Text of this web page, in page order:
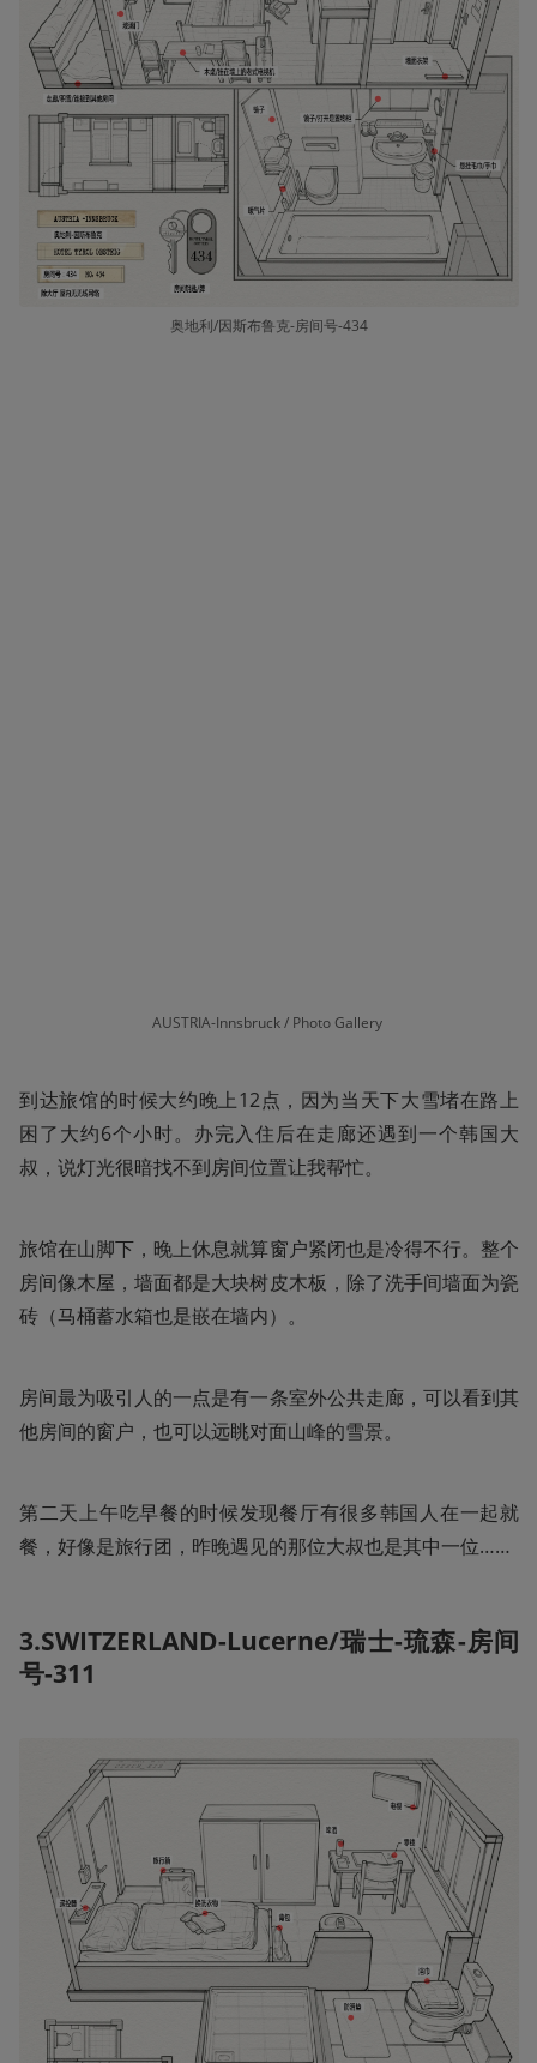
奥地利/因斯布鲁克-房间号-434
AUSTRIA-Innsbruck / Photo Gallery
到达旅馆的时候大约晚上12点，因为当天下大雪堵在路上
困了大约6个小时。办完入住后在走廊还遇到一个韩国大
叔，说灯光很暗找不到房间位置让我帮忙。
旅馆在山脚下，晚上休息就算窗户紧闭也是冷得不行。整个
房间像木屋，墙面都是大块树皮木板，除了洗手间墙面为瓷
砖（马桶蓄水箱也是嵌在墙内）。
房间最为吸引人的一点是有一条室外公共走廊，可以看到其
他房间的窗户，也可以远眺对面山峰的雪景。
第二天上午吃早餐的时候发现餐厅有很多韩国人在一起就
餐，好像是旅行团，昨晚遇见的那位大叔也是其中一位……
3.SWITZERLAND-Lucerne/瑞士-琉森-房间
号-311